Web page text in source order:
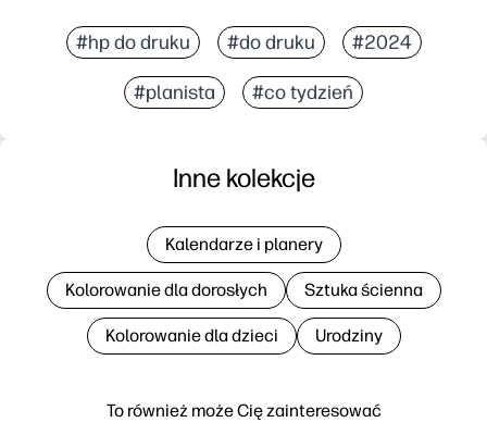
#hp do druku #do druku #2024
#planista #co tydzień
To również może Cię zainteresować
Inne kolekcje
Kalendarze i planery
Kolorowanie dla dorosłych Sztuka ścienna
Kolorowanie dla dzieci Urodziny